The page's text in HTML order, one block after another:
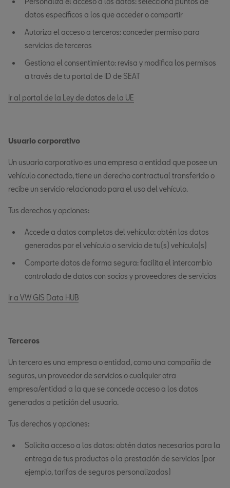
datos específicos a los que acceder o compartir
Autoriza el acceso a terceros: conceder permiso para
servicios de terceros
Gestiona el consentimiento: revisa y modifica los permisos
a través de tu portal de ID de SEAT
Ir al portal de la Ley de datos de la UE
Usuario corporativo
Un usuario corporativo es una empresa o entidad que posee un
vehículo conectado, tiene un derecho contractual transferido o
recibe un servicio relacionado para el uso del vehículo.
Tus derechos y opciones:
Accede a datos completos del vehículo: obtén los datos
generados por el vehículo o servicio de tu(s) vehículo(s)
Comparte datos de forma segura: facilita el intercambio
controlado de datos con socios y proveedores de servicios
Ir a VW GIS Data HUB
Terceros
Un tercero es una empresa o entidad, como una compañía de
seguros, un proveedor de servicios o cualquier otra
empresa/entidad a la que se concede acceso a los datos
generados a petición del usuario.
Tus derechos y opciones:
Solicita acceso a los datos: obtén datos necesarios para la
entrega de tus productos o la prestación de servicios (por
ejemplo, tarifas de seguros personalizadas)